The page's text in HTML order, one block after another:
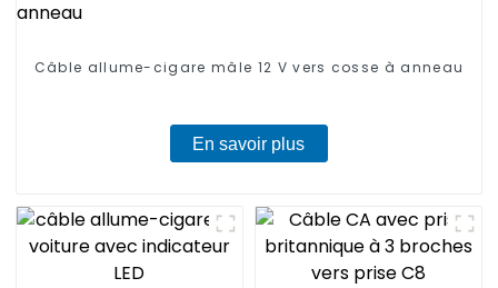
Câble allume-cigare mâle 12 V vers cosse à anneau
En savoir plus